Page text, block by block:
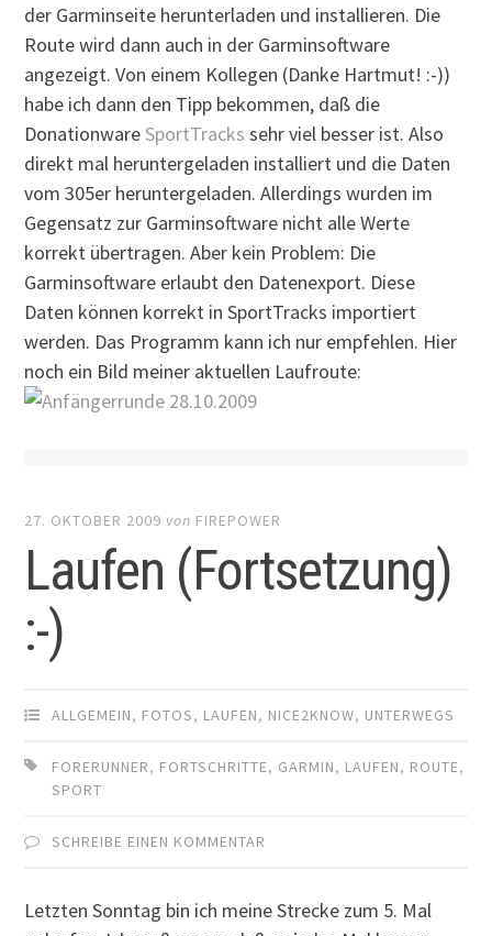
der Garminseite herunterladen und installieren. Die
Route wird dann auch in der Garminsoftware
angezeigt. Von einem Kollegen (Danke Hartmut! :-))
habe ich dann den Tipp bekommen, daß die
DonationwareSportTracks sehr viel besser ist. Also
direkt mal heruntergeladen installiert und die Daten
vom 305er heruntergeladen. Allerdings wurden im
Gegensatz zur Garminsoftware nicht alle Werte
korrekt übertragen. Aber kein Problem: Die
Garminsoftware erlaubt den Datenexport. Diese
Daten können korrekt in SportTracks importiert
werden. Das Programm kann ich nur empfehlen. Hier
noch ein Bild meiner aktuellen Laufroute:
27. OKTOBER 2009 von FIREPOWER
Laufen (Fortsetzung)
:-)
ALLGEMEIN, FOTOS, LAUFEN, NICE2KNOW, UNTERWEGS
FORERUNNER, FORTSCHRITTE, GARMIN, LAUFEN, ROUTE,
SPORT
SCHREIBE EINEN KOMMENTAR
Letzten Sonntag bin ich meine Strecke zum 5. Mal